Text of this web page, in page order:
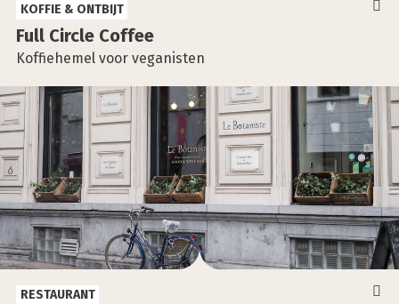
Full Cir­cle Cof­fee
Koffiehemel voor veganisten
KOFFIE & ONTBIJT
RESTAURANT